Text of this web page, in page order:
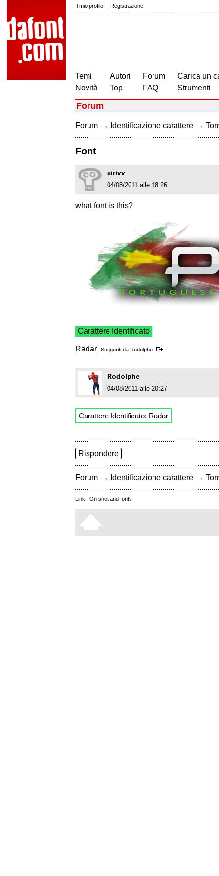
Il mio profilo | Registrazione
Temi
Novità
Autori
Top
Forum
FAQ
Carica un
Strumenti
Forum
Forum → Identificazione carattere →
Font
cirixx
04/08/2011 alle 18:26
what font is this?
Carattere Identificato
Radar Suggeriti da Rodolphe
Rodolphe
04/08/2011 alle 20:27
Carattere Identificato: Radar
Rispondere
Forum → Identificazione carattere →
Link: On snot and fonts